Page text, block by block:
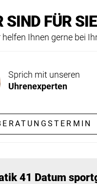
SIND FÜR
Ihnen gerne bei
Sprich mit unseren
Uhrenexperten
41 Datum